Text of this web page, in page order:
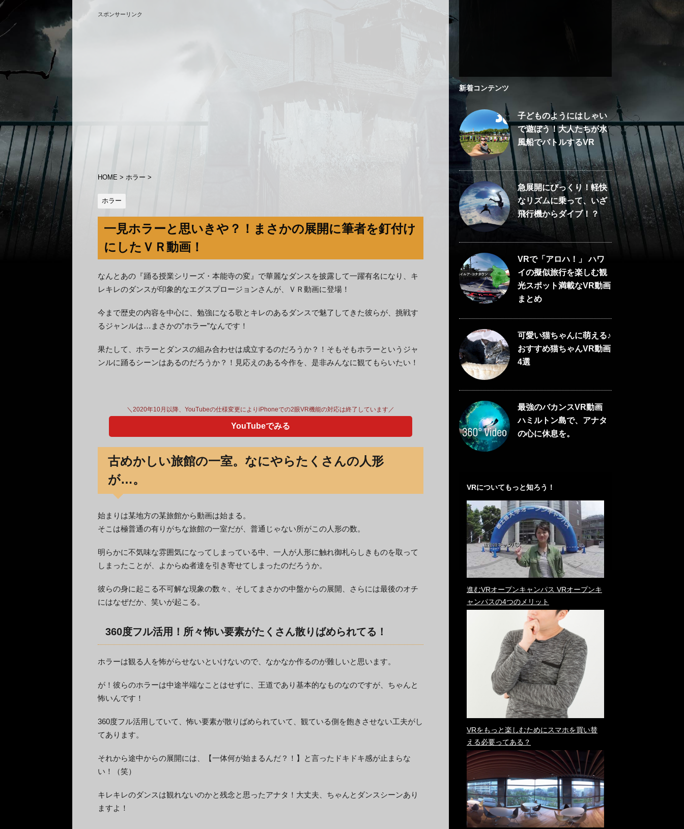
スポンサーリンク
HOME > ホラー >
ホラー
一見ホラーと思いきや？！まさかの展開に筆者を釘付け
にしたＶＲ動画！
なんとあの『踊る授業シリーズ・本能寺の変』で華麗なダンスを披露して一躍有名になり、キ
レキレのダンスが印象的なエグスプロージョンさんが、ＶＲ動画に登場！
今まで歴史の内容を中心に、勉強になる歌とキレのあるダンスで魅了してきた彼らが、挑戦す
るジャンルは…まさかの”ホラー”なんです！
果たして、ホラーとダンスの組み合わせは成立するのだろうか？！そもそもホラーというジャ
ンルに踊るシーンはあるのだろうか？！見応えのある今作を、是非みんなに観てもらいたい！
＼2020年10月以降、YouTubeの仕様変更によりiPhoneでの2眼VR機能の対応は終了しています／
YouTubeでみる
古めかしい旅館の一室。なにやらたくさんの人形
が…。
始まりは某地方の某旅館から動画は始まる。
そこは極普通の有りがちな旅館の一室だが、普通じゃない所がこの人形の数。
明らかに不気味な雰囲気になってしまっている中、一人が人形に触れ御札らしきものを取って
しまったことが、よからぬ者達を引き寄せてしまったのだろうか。
彼らの身に起こる不可解な現象の数々、そしてまさかの中盤からの展開、さらには最後のオチ
にはなぜだか、笑いが起こる。
360度フル活用！所々怖い要素がたくさん散りばめられてる！
ホラーは観る人を怖がらせないといけないので、なかなか作るのが難しいと思います。
が！彼らのホラーは中途半端なことはせずに、王道であり基本的なものなのですが、ちゃんと
怖いんです！
360度フル活用していて、怖い要素が散りばめられていて、観ている側を飽きさせない工夫がし
てあります。
それから途中からの展開には、【一体何が始まるんだ？！】と言ったドキドキ感が止まらな
い！（笑）
キレキレのダンスは観れないのかと残念と思ったアナタ！大丈夫、ちゃんとダンスシーンあり
ますよ！
新着コンテンツ
子どものようにはしゃい
で遊ぼう！大人たちが水
風船でバトルするVR
急展開にびっくり！軽快
なリズムに乗って、いざ
飛行機からダイブ！？
VRで「アロハ！」 ハワ
イの擬似旅行を楽しむ観
光スポット満載なVR動画
まとめ
可愛い猫ちゃんに萌える♪
おすすめ猫ちゃんVR動画
4選
最強のバカンスVR動画
ハミルトン島で、アナタ
の心に休息を。
VRについてもっと知ろう！
進むVRオープンキャンパス VRオープンキ
ャンパスの4つのメリット
VRをもっと楽しむためにスマホを買い替
える必要ってある？